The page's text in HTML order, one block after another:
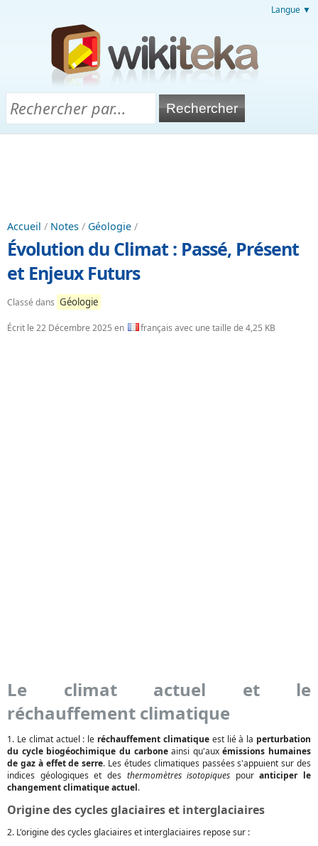
Langue ▼
Accueil / Notes / Géologie /
Évolution du Climat : Passé, Présent
et Enjeux Futurs
Classé dans Géologie
Écrit le 22 Décembre 2025 en français avec une taille de 4,25 KB
Le climat actuel et le
réchauffement climatique
1. Le climat actuel : le réchauffement climatiqueest lié à la perturbation
du cycle biogéochimique du carboneainsi qu'auxémissions humaines
de gaz à effet de serre. Les études climatiques passées s'appuient sur des
indices géologiques et des thermomètres isotopiques pouranticiper le
changement climatique actuel.
Origine des cycles glaciaires et interglaciaires
2. L'origine des cycles glaciaires et interglaciaires repose sur :